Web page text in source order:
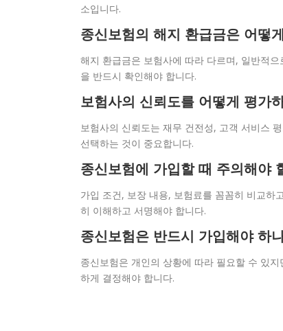
소입니다.
종신보험의 해지 환급금은 어떻
해지 환급금은 보험사에 따라 다르며, 일반적
을 반드시 확인해야 합니다.
보험사의 신뢰도를 어떻게 평가
보험사의 신뢰도는 재무 건전성, 고객 서비스
선택하는 것이 중요합니다.
종신보험에 가입할 때 주의해야
가입 조건, 보장 내용, 보험료를 꼼꼼히 비교하
히 이해하고 서명해야 합니다.
종신보험은 반드시 가입해야 하
종신보험은 개인의 상황에 따라 필요할 수 있
하게 결정해야 합니다.